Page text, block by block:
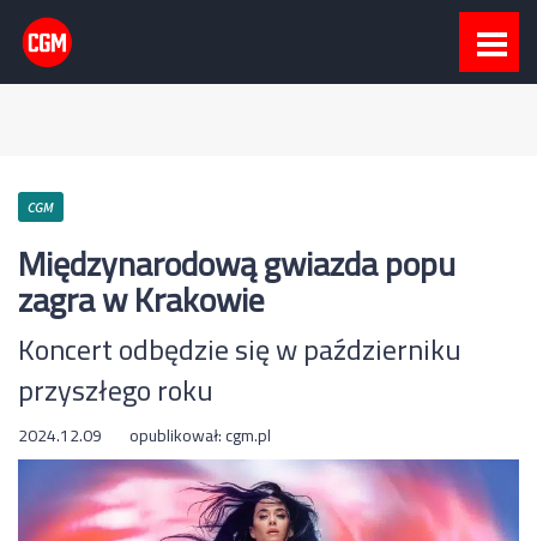
CGM
Międzynarodową gwiazda popu
zagra w Krakowie
Koncert odbędzie się w październiku
przyszłego roku
2024.12.09 opublikował:cgm.pl